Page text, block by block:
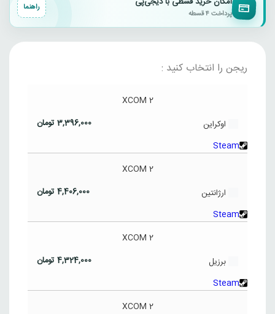
پرداخت ۴ قسطه
راهنما
ریجن را انتخاب کنید :
اوکراین
XCOM 2
3,396,000تومان
Steam
ارژانتین
XCOM 2
4,406,000تومان
Steam
برزیل
XCOM 2
4,324,000تومان
Steam
XCOM 2